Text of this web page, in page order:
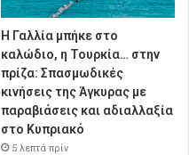
Η Γαλλία μπήκε στο
καλώδιο, η Τουρκία… στην
πρίζα: Σπασμωδικές
κινήσεις της Άγκυρας με
παραβιάσεις και αδιαλλαξία
στο Κυπριακό
5 λεπτά πρίν